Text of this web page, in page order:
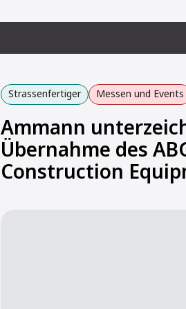
Strassenfertiger Messen und Events
Ammann
Übernahme des
Construction